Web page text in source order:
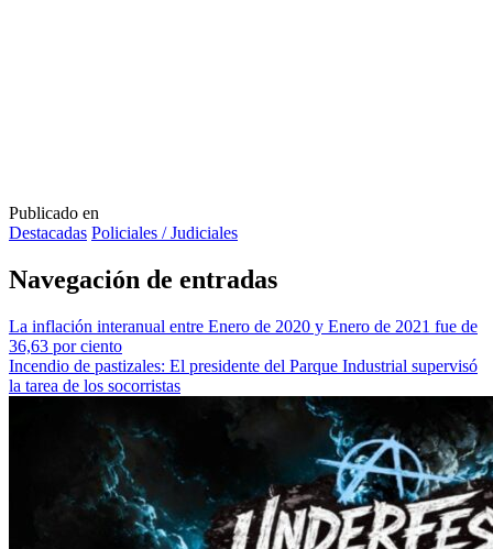
Publicado en
Destacadas Policiales / Judiciales
Navegación de entradas
La inflación interanual entre Enero de 2020 y Enero de 2021 fue de
36,63 por ciento
Incendio de pastizales: El presidente del Parque Industrial supervisó
la tarea de los socorristas